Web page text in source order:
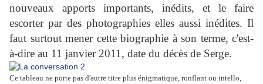
nouveaux apports importants, inédits, et le faire
escorter par des photographies elles aussi inédites. Il
faut surtout mener cette biographie à son terme, c'est-
à-dire au 11 janvier 2011, date du décès de Serge.
Ce tableau ne porte pas d'autre titre plus énigmatique, ronflant ou intello,